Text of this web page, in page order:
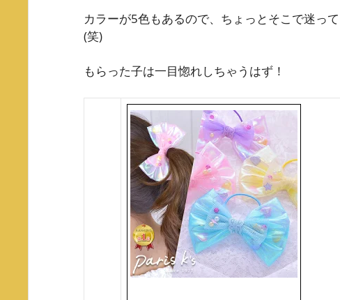
カラーが5色もあるので、ちょっとそこで迷っ
(笑)
もらった子は一目惚れしちゃうはず！